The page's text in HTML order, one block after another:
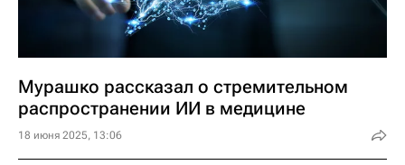
Мурашко рассказал о стремительном
распространении ИИ в медицине
18 июня 2025, 13:06